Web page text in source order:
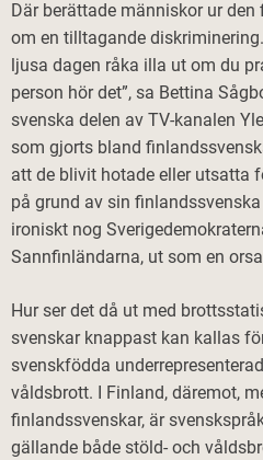
Där berättade människor ur
om en tilltagande
ljusa dagen råka illa ut om du
person hör det”, sa Bettina
svenska delen av TV-kanalen
som gjorts bland
att de blivit hotade eller utsatta
på grund av sin
ironiskt nog
Sannfinländarna, ut som en
Hur ser det då ut med
svenskar knappast kan kallas
svenskfödda
våldsbrott. I Finland, däremot,
finlandssvenskar, är
gällande både stöld- och